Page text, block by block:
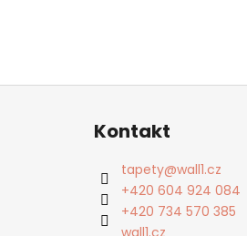
Z
Kontakt
tapety@wall1.cz
+420 604 924 084
+420 734 570 385
wall1.cz